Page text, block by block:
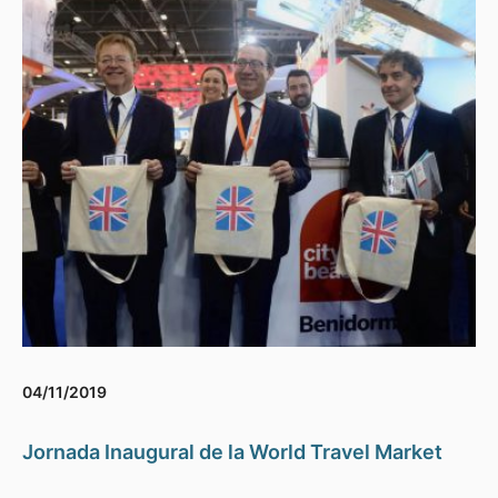
04/11/2019
Jornada Inaugural de la World Travel Market